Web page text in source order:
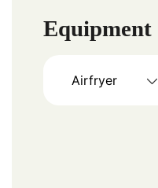
Equipment
Airfryer